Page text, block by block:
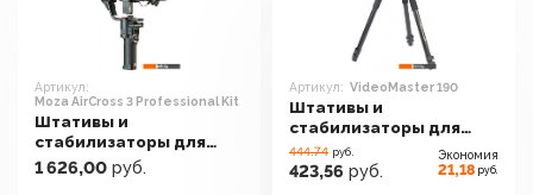
Артикул:
Moza AirCross 3 Professional Kit
Штативы и
стабилизаторы для
фото-, видео- и
световой техники
1 626,00 руб.
Артикул: VideoMaster 190
Штативы и
стабилизаторы для
фото-, видео- и
световой техники
444.74 руб.
423,56 руб.
Экономия
21,18 руб.